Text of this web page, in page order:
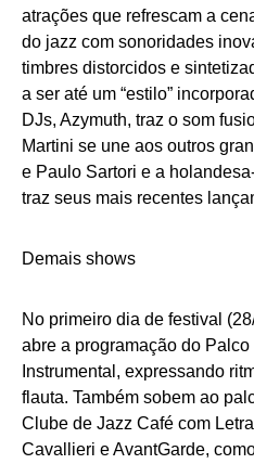
atrações que refrescam a
do jazz com sonoridades
timbres distorcidos e
a ser até um “estilo”
DJs, Azymuth, traz o som
Martini se une aos outros
e Paulo Sartori e a
traz seus mais recentes
Demais shows
No primeiro dia de festival
abre a programação do
Instrumental, expressando
flauta. Também sobem ao
Clube de Jazz Café com
Cavallieri e AvantGarde,